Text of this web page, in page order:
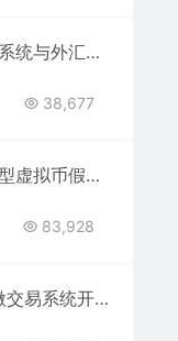
出海版理财系统与外汇微盘系统开发，支持多语言（含六国语言）
38,677
海外六国新型虚拟币假盘源码 | 仿盘套路盘系统开发
83,928
A372外汇微交易系统开发 | 含完整K线功能的双语言微盘源码